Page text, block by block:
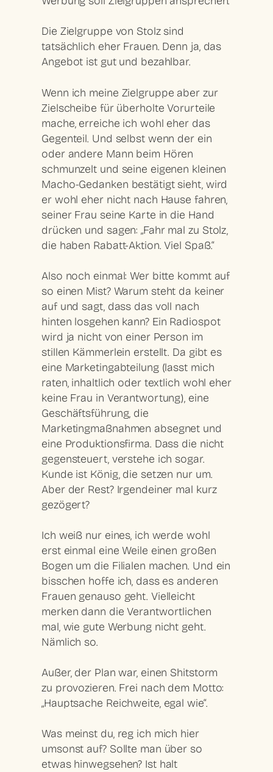
Die Zielgruppe von Stolz sind
tatsächlich eher Frauen. Denn ja, das
Angebot ist gut und bezahlbar.
Wenn ich meine Zielgruppe aber zur
Zielscheibe für überholte Vorurteile
mache, erreiche ich wohl eher das
Gegenteil. Und selbst wenn der ein
oder andere Mann beim Hören
schmunzelt und seine eigenen kleinen
Macho-Gedanken bestätigt sieht, wird
er wohl eher nicht nach Hause fahren,
seiner Frau seine Karte in die Hand
drücken und sagen: „Fahr mal zu Stolz,
die haben Rabatt-Aktion. Viel Spaß.“
Also noch einmal: Wer bitte kommt auf
so einen Mist? Warum steht da keiner
auf und sagt, dass das voll nach
hinten losgehen kann? Ein Radiospot
wird ja nicht von einer Person im
stillen Kämmerlein erstellt. Da gibt es
eine Marketingabteilung (lasst mich
raten, inhaltlich oder textlich wohl eher
keine Frau in Verantwortung), eine
Geschäftsführung, die
Marketingmaßnahmen absegnet und
eine Produktionsfirma. Dass die nicht
gegensteuert, verstehe ich sogar.
Kunde ist König, die setzen nur um.
Aber der Rest? Irgendeiner mal kurz
gezögert?
Ich weiß nur eines, ich werde wohl
erst einmal eine Weile einen großen
Bogen um die Filialen machen. Und ein
bisschen hoffe ich, dass es anderen
Frauen genauso geht. Vielleicht
merken dann die Verantwortlichen
mal, wie gute Werbung nicht geht.
Nämlich so.
Außer, der Plan war, einen Shitstorm
zu provozieren. Frei nach dem Motto:
„Hauptsache Reichweite, egal wie“.
Was meinst du, reg ich mich hier
umsonst auf? Sollte man über so
etwas hinwegsehen? Ist halt